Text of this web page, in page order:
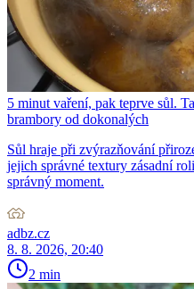
5 minut vaření, pak teprve sůl.
brambory od dokonalých
Sůl hraje při zvýrazňování
jejich správné textury zásadní
správný moment.
adbz.cz
8. 8. 2026, 20:40
2 min